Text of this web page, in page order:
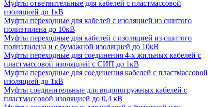
Муфты ответвительные для кабелей с пластмассовой
изоляцией до 1кВ
Муфты переходные для кабелей с изоляцией из сшитого
полиэтилена до 10кВ
Муфты переходные для кабелей с изоляцией из сшитого
полиэтилена и с бумажной изоляцией до 10кВ
Муфты переходные для соединения 4-х жильных кабелей с
пластмассовой изоляцией с СИП до 1кВ
Муфты переходные для соединения кабелей с пластмассовой
изоляцией до 1кВ
Муфты соединительные для водопогружных кабелей с
пластмассовой изоляцией до 0,4 кВ